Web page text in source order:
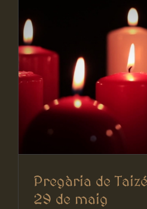
Pregària de
29 de maig